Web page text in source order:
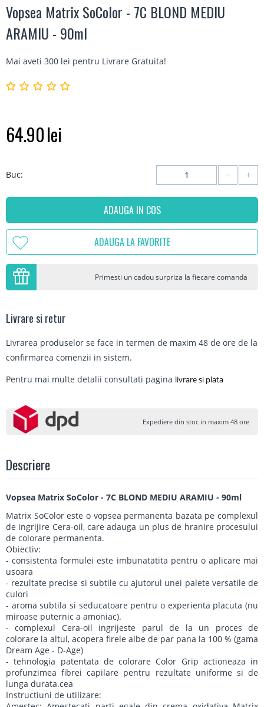
Vopsea Matrix SoColor - 7C BLOND MEDIU
ARAMIU - 90ml
Mai aveti 300 lei pentru Livrare Gratuita!
64.90lei
Buc: +
−
ADAUGA IN COS
ADAUGA LA FAVORITE
Primesti un cadou surpriza la fiecare comanda
Livrare si retur
Livrarea produselor se face in termen de maxim 48 de ore de la
confirmarea comenzii in sistem.
Pentru mai multe detalii consultati pagina livrare si plata
Expediere din stoc in maxim 48 ore
Descriere
Vopsea Matrix SoColor - 7C BLOND MEDIU ARAMIU - 90ml
Matrix SoColor este o vopsea permanenta bazata pe complexul
de ingrijire Cera-oil, care adauga un plus de hranire procesului
de colorare permanenta.
Obiectiv:
- consistenta formulei este imbunatatita pentru o aplicare mai
usoara
- rezultate precise si subtile cu ajutorul unei palete versatile de
culori
- aroma subtila si seducatoare pentru o experienta placuta (nu
miroase puternic a amoniac).
- complexul Cera-oil ingrijeste parul de la un proces de
colorare la altul, acopera firele albe de par pana la 100 % (gama
Dream Age - D-Age)
- tehnologia patentata de colorare Color Grip actioneaza in
profunzimea fibrei capilare pentru rezultate uniforme si de
lunga durata.cea
Instructiuni de utilizare: